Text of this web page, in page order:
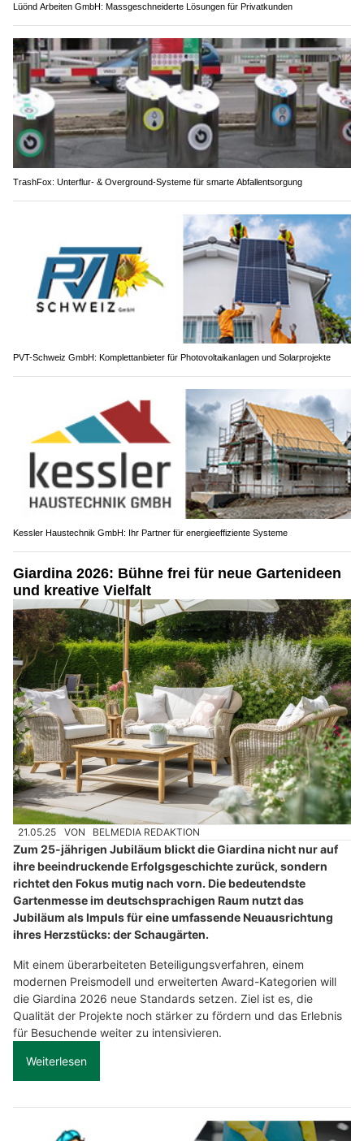
Lüönd Arbeiten GmbH: Massgeschneiderte Lösungen für Privatkunden
TrashFox: Unterflur- & Overground-Systeme für smarte Abfallentsorgung
PVT-Schweiz GmbH: Komplettanbieter für Photovoltaikanlagen und Solarprojekte
Kessler Haustechnik GmbH: Ihr Partner für energieeffiziente Systeme
Giardina 2026: Bühne frei für neue Gartenideen
und kreative Vielfalt
21.05.25 VON BELMEDIA REDAKTION
Zum 25-jährigen Jubiläum blickt die Giardina nicht nur auf
ihre beeindruckende Erfolgsgeschichte zurück, sondern
richtet den Fokus mutig nach vorn. Die bedeutendste
Gartenmesse im deutschsprachigen Raum nutzt das
Jubiläum als Impuls für eine umfassende Neuausrichtung
ihres Herzstücks: der Schaugärten.
Mit einem überarbeiteten Beteiligungsverfahren, einem
modernen Preismodell und erweiterten Award-Kategorien will
die Giardina 2026 neue Standards setzen. Ziel ist es, die
Qualität der Projekte noch stärker zu fördern und das Erlebnis
für Besuchende weiter zu intensivieren.
Weiterlesen